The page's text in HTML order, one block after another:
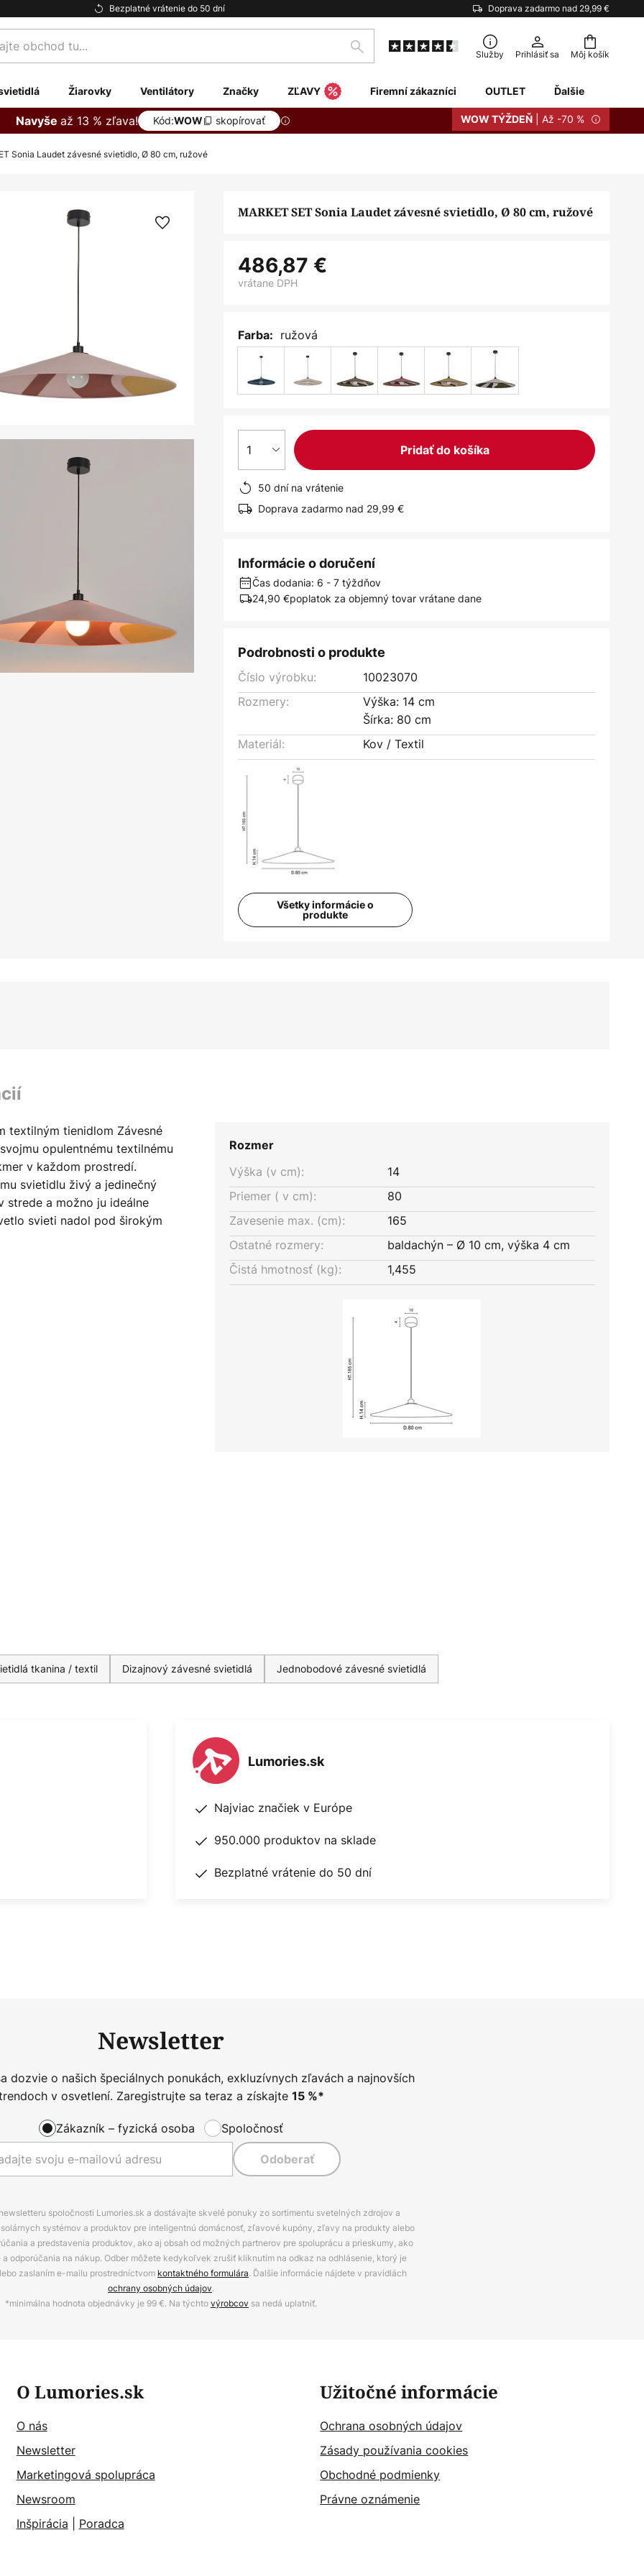
Bezplatné vrátenie do 50 dní Doprava zadarmo nad 29,99 €
Môj košík
Hľadať Služby Prihlásiť sa
Žiarovky Ventilátory Značky ZĽAVY Firemní zákazníci OUTLET Ďalšie
Navyše až 13 % zľava! Kód:WOW skopírovať WOW TÝŽDEŇ | Až -70 %
Sonia Laudet závesné svietidlo, Ø 80 cm, ružové
MARKET SET Sonia Laudet závesné svietidlo, Ø 80 cm, ružové
486,87 €
vrátane DPH
Farba: ružová
1 Pridať do košíka
50 dní na vrátenie
Doprava zadarmo nad 29,99 €
Informácie o doručení
Čas dodania: 6 - 7 týždňov
24,90 €poplatok za objemný tovar vrátane dane
Podrobnosti o produkte
Číslo výrobku:
10023070
Rozmery:
Výška: 14 cm
Šírka: 80 cm
Materiál:
Kov / Textil
Všetky informácie o
produkte
textilným tienidlom Závesné
opulentnému textilnému
v každom prostredí.
svietidlu živý a jedinečný
strede a možno ju ideálne
svieti nadol pod širokým
vrchnák sú vyhotovené v
bol venovaný aj názov série
Rozmer
Výška (v cm):
14
Priemer ( v cm):
80
Zavesenie max. (cm):
165
Ostatné rozmery:
baldachýn – Ø 10 cm, výška 4 cm
Čistá hmotnosť (kg):
1,455
tkanina / textil Dizajnový závesné svietidlá Jednobodové závesné svietidlá
Lumories.sk
Najviac značiek v Európe
950.000 produktov na sklade
Bezplatné vrátenie do 50 dní
Newsletter
dozvie o našich špeciálnych ponukách, exkluzívnych zľavách a najnovších
v osvetlení. Zaregistrujte sa teraz a získajte 15%*
Zákazník – fyzická osoba Spoločnosť
Odoberať
spoločnosti Lumories.sk a dostávajte skvelé ponuky zo sortimentu svetelných zdrojov a
systémov a produktov pre inteligentnú domácnosť, zľavové kupóny, zľavy na produkty alebo
a predstavenia produktov, ako aj obsah od možných partnerov pre spoluprácu a prieskumy, ako
odporúčania na nákup. Odber môžete kedykoľvek zrušiť kliknutím na odkaz na odhlásenie, ktorý je
zaslaním e-mailu prostredníctvom kontaktného formulára. Ďalšie informácie nájdete v pravidlách
ochrany osobných údajov.
*minimálna hodnota objednávky je 99 €. Na týchtovýrobcov sa nedá uplatniť.
O Lumories.sk
O nás
Newsletter
Marketingová spolupráca
Newsroom
Inšpirácia
Poradca
Užitočné informácie
Ochrana osobných údajov
Zásady používania cookies
Obchodné podmienky
Právne oznámenie